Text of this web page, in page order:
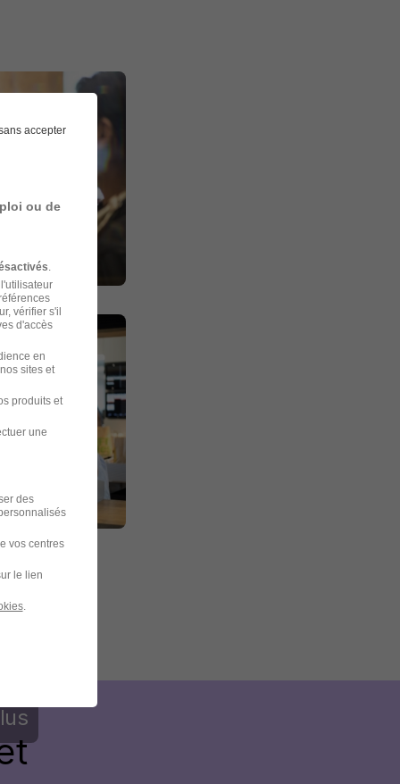
accepter
ou de
vérifier s'il
d'accès
en
sites et
produits et
une
des
vos centres
le lien
.